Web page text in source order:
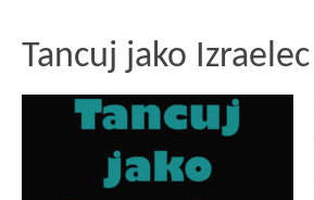
Tancuj jako Izraelec